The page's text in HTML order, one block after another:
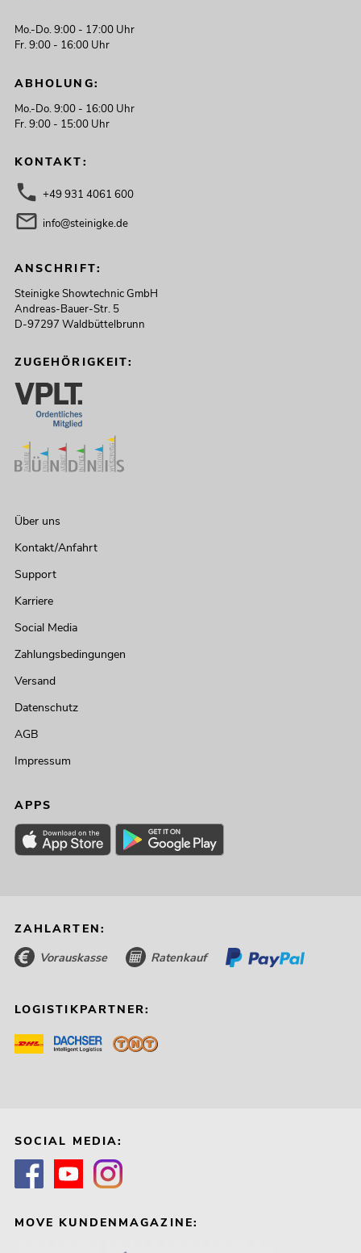
Mo.-Do. 9:00 - 17:00 Uhr
Fr. 9:00 - 16:00 Uhr
ABHOLUNG:
Mo.-Do. 9:00 - 16:00 Uhr
Fr. 9:00 - 15:00 Uhr
KONTAKT:
+49 931 4061 600
info@steinigke.de
ANSCHRIFT:
Steinigke Showtechnic GmbH
Andreas-Bauer-Str. 5
D-97297 Waldbüttelbrunn
ZUGEHÖRIGKEIT:
Über uns
Kontakt/Anfahrt
Support
Karriere
Social Media
Zahlungsbedingungen
Versand
Datenschutz
AGB
Impressum
APPS
ZAHLARTEN:
Vorauskasse Ratenkauf
LOGISTIKPARTNER:
SOCIAL MEDIA:
MOVE KUNDENMAGAZINE: